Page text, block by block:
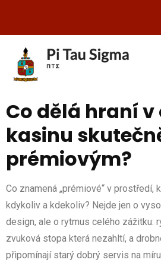
Co dělá hraní
kasinu
prémiovým?
Co znamená „prémiové“ v prostředí,
kdykoliv a kdekoliv? Nejde jen o
design, ale o rytmus celého zážitku:
zvuková stopa která nezahltí, a
připomínají starý dobrý servis na